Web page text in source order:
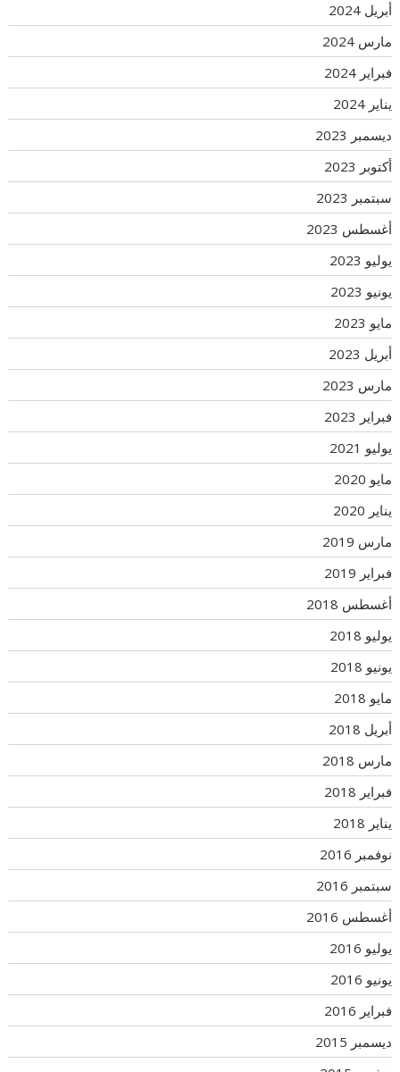
أبريل 2024
مارس 2024
فبراير 2024
يناير 2024
ديسمبر 2023
أكتوبر 2023
سبتمبر 2023
أغسطس 2023
يوليو 2023
يونيو 2023
مايو 2023
أبريل 2023
مارس 2023
فبراير 2023
يوليو 2021
مايو 2020
يناير 2020
مارس 2019
فبراير 2019
أغسطس 2018
يوليو 2018
يونيو 2018
مايو 2018
أبريل 2018
مارس 2018
فبراير 2018
يناير 2018
نوفمبر 2016
سبتمبر 2016
أغسطس 2016
يوليو 2016
يونيو 2016
فبراير 2016
ديسمبر 2015